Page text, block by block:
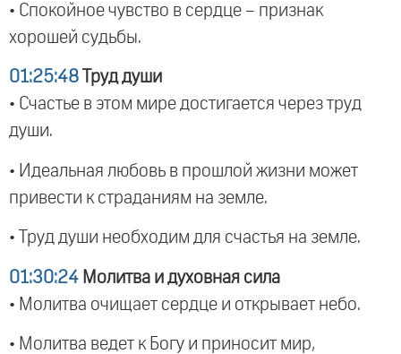
• Спокойное чувство в сердце – признак
хорошей судьбы.
01:25:48 Труд души
• Счастье в этом мире достигается через труд
души.
• Идеальная любовь в прошлой жизни может
привести к страданиям на земле.
• Труд души необходим для счастья на земле.
01:30:24 Молитва и духовная сила
• Молитва очищает сердце и открывает небо.
• Молитва ведет к Богу и приносит мир,